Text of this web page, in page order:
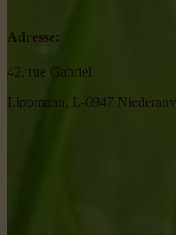
Adresse:
42, rue Gabriel
Lippmann, L-6947